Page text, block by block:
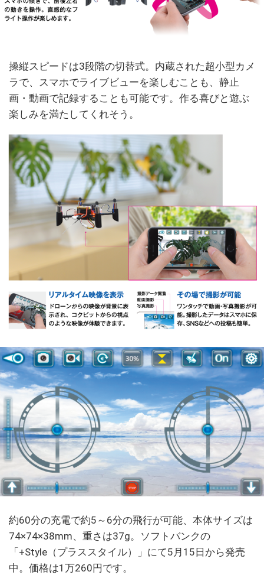
操縦スピードは3段階の切替式。内蔵された超小型カメ
ラで、スマホでライブビューを楽しむことも、静止
画・動画で記録することも可能です。作る喜びと遊ぶ
楽しみを満たしてくれそう。
約60分の充電で約5～6分の飛行が可能、本体サイズは
74×74×38mm、重さは37g。ソフトバンクの
「+Style（プラススタイル）」にて5月15日から発売
中。価格は1万260円です。